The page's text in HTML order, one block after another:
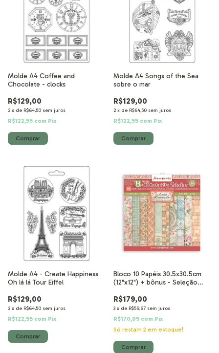
Molde A4 Coffee and
Chocolate - clocks
R$129,00
2 x de R$64,50 sem juros
R$122,55 com Pix
Molde A4 Songs of the Sea
sobre o mar
R$129,00
2 x de R$64,50 sem juros
R$122,55 com Pix
Molde A4 - Create Happiness
Oh lá lá Tour Eiffel
R$129,00
2 x de R$64,50 sem juros
R$122,55 com Pix
Bloco 10 Papéis 30.5x30.5cm
(12"x12") + bônus - Seleção
R$179,00
3 x de R$59,67 sem juros
R$170,05 com Pix
Só restam 2 em estoque!